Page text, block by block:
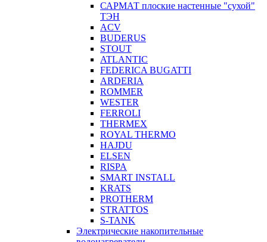
САРМАТ плоские настенные "сухой"
ТЭН
ACV
BUDERUS
STOUT
ATLANTIC
FEDERICA BUGATTI
ARDERIA
ROMMER
WESTER
FERROLI
THERMEX
ROYAL THERMO
HAJDU
ELSEN
RISPA
SMART INSTALL
KRATS
PROTHERM
STRATTOS
S-TANK
Электрические накопительные